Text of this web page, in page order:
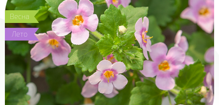
Весна
Лето